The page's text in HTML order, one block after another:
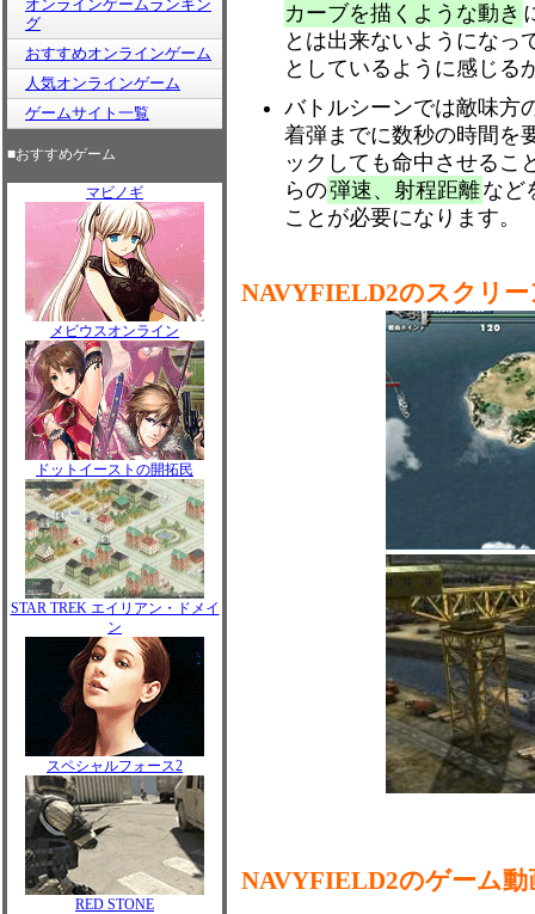
オンラインゲームランキン
グ
おすすめオンラインゲーム
人気オンラインゲーム
ゲームサイト一覧
■おすすめゲーム
マビノギ
メビウスオンライン
ドットイーストの開拓民
STAR TREK エイリアン・ドメイ
ン
スペシャルフォース2
RED STONE
カーブを描くような動き
とは出来ないようになっ
としているように感じる
バトルシーンでは敵味方
着弾までに数秒の時間を
ックしても命中させるこ
らの弾速、射程距離など
ことが必要になります。
NAVYFIELD2のスクリ
NAVYFIELD2のゲーム動